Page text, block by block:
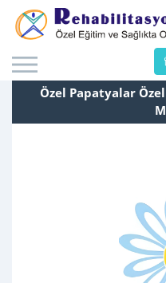
Özel Papatyalar